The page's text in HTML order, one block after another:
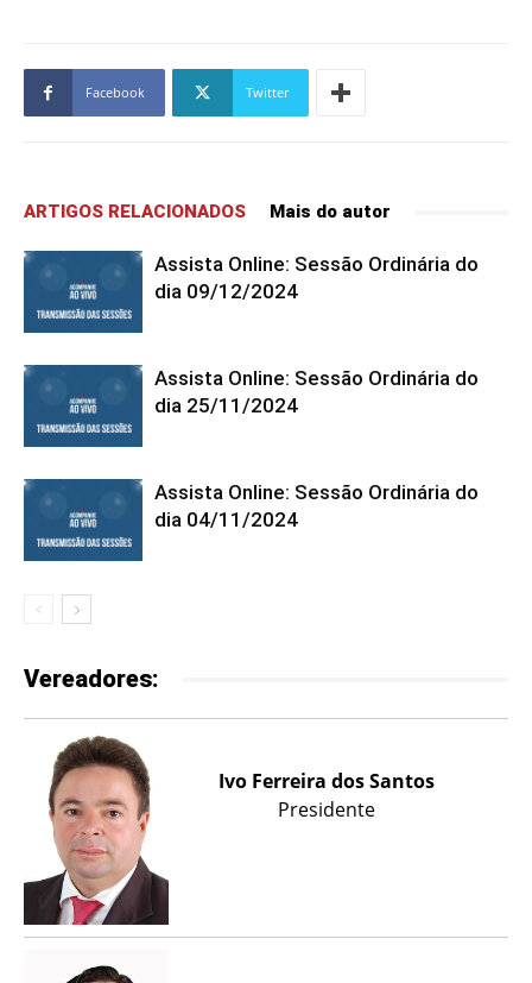
Facebook Twitter
ARTIGOS RELACIONADOS Mais do autor
Assista Online: Sessão Ordinária do
dia 09/12/2024
Assista Online: Sessão Ordinária do
dia 25/11/2024
Assista Online: Sessão Ordinária do
dia 04/11/2024
Vereadores:
Ivo Ferreira dos Santos
Presidente